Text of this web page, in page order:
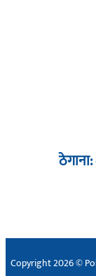
ठेगाना:
Copyright 2026 ©